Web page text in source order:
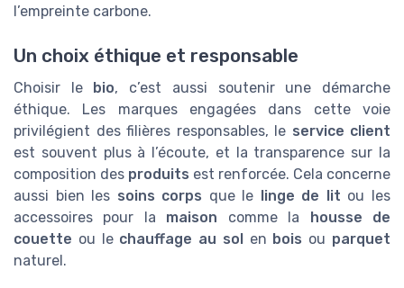
l’empreinte carbone.
Un choix éthique et responsable
Choisir le bio, c’est aussi soutenir une démarche
éthique. Les marques engagées dans cette voie
privilégient des filières responsables, le service client
est souvent plus à l’écoute, et la transparence sur la
composition des produits est renforcée. Cela concerne
aussi bien les soins corps que le linge de lit ou les
accessoires pour la maison comme la housse de
couette ou le chauffage au solen bois ou parquet
naturel.